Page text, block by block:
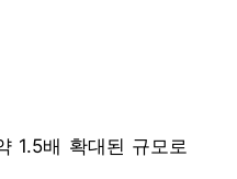
1.5배 확대된 규모로